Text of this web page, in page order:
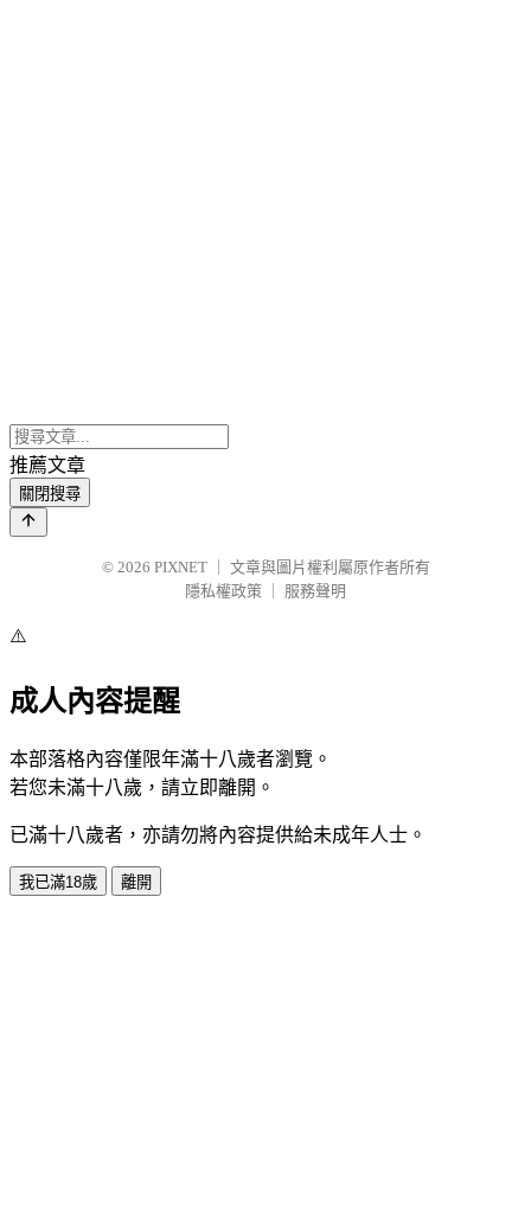
推薦文章
關閉搜尋
© 2026 PIXNET
文章與圖片權利屬原作者所有
隱私權政策
服務聲明
⚠️
成人內容提醒
本部落格內容僅限年滿十八歲者瀏覽。
若您未滿十八歲，請立即離開。
已滿十八歲者，亦請勿將內容提供給未成年人士。
我已滿18歲 離開